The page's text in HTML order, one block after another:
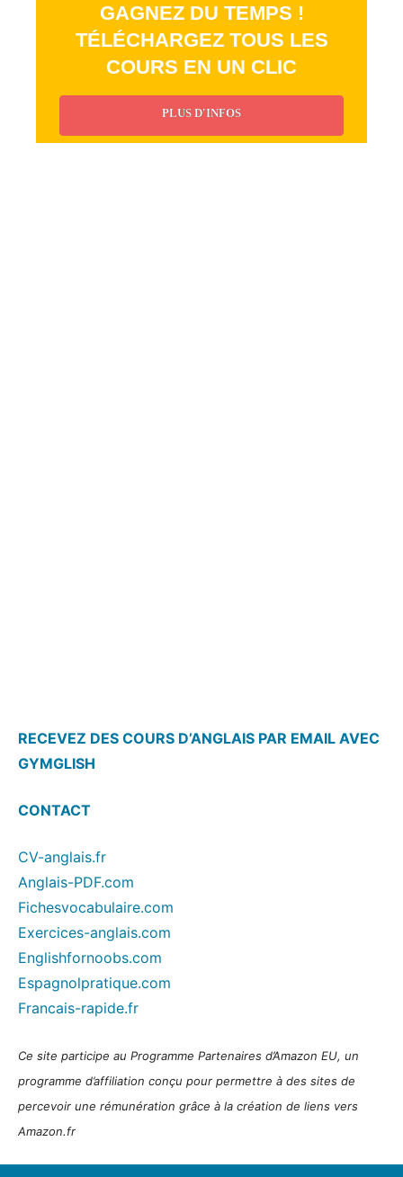
GAGNEZ DU TEMPS !
TÉLÉCHARGEZ TOUS LES
COURS EN UN CLIC
PLUS D'INFOS
RECEVEZ DES COURS D’ANGLAIS PAR EMAIL AVEC
GYMGLISH
CONTACT
CV-anglais.fr
Anglais-PDF.com
Fichesvocabulaire.com
Exercices-anglais.com
Englishfornoobs.com
Espagnolpratique.com
Francais-rapide.fr
Ce site participe au Programme Partenaires d’Amazon EU, un
programme d’affiliation conçu pour permettre à des sites de
percevoir une rémunération grâce à la création de liens vers
Amazon.fr